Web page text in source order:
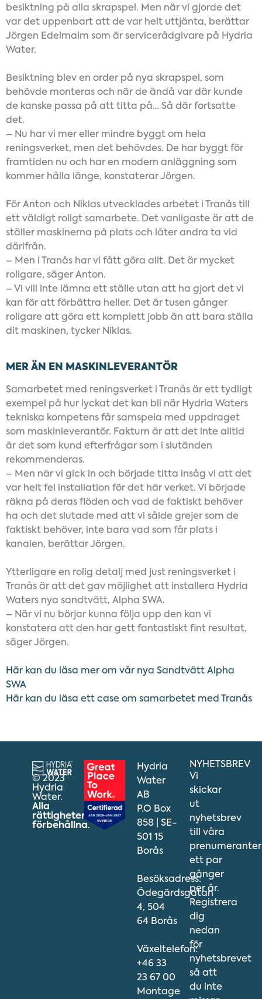
besiktning på alla skrapspel. Men när vi gjorde det
var det uppenbart att de var helt uttjänta, berättar
Jörgen Edelmalm som är servicerådgivare på Hydria
Water.
Besiktning blev en order på nya skrapspel, som
behövde monteras och när de ändå var där kunde
de kanske passa på att titta på… Så där fortsatte
det.
– Nu har vi mer eller mindre byggt om hela
reningsverket, men det behövdes. De har byggt för
framtiden nu och har en modern anläggning som
kommer hålla länge, konstaterar Jörgen.
För Anton och Niklas utvecklades arbetet i Tranås till
ett väldigt roligt samarbete. Det vanligaste är att de
ställer maskinerna på plats och låter andra ta vid
därifrån.
– Men i Tranås har vi fått göra allt. Det är mycket
roligare, säger Anton.
– Vi vill inte lämna ett ställe utan att ha gjort det vi
kan för att förbättra heller. Det är tusen gånger
roligare att göra ett komplett jobb än att bara ställa
dit maskinen, tycker Niklas.
MER ÄN EN MASKINLEVERANTÖR
Samarbetet med reningsverket i Tranås är ett tydligt
exempel på hur lyckat det kan bli när Hydria Waters
tekniska kompetens får samspela med uppdraget
som maskinleverantör. Faktum är att det inte alltid
är det som kund efterfrågar som i slutänden
rekommenderas.
– Men när vi gick in och började titta insåg vi att det
var helt fel installation för det här verket. Vi började
räkna på deras flöden och vad de faktiskt behöver
ha och det slutade med att vi sålde grejer som de
faktiskt behöver, inte bara vad som får plats i
kanalen, berättar Jörgen.
Ytterligare en rolig detalj med just reningsverket i
Tranås är att det gav möjlighet att installera Hydria
Waters nya sandtvätt, Alpha SWA.
– När vi nu börjar kunna följa upp den kan vi
konstatera att den har gett fantastiskt fint resultat,
säger Jörgen.
Här kan du läsa mer om vår nya Sandtvätt Alpha
SWA
Här kan du läsa ett case om samarbetet med Tranås
© 2023
Hydria
Water.
Alla
rättigheter
förbehållna.
Hydria
Water
AB
P.O Box
858 | SE-
501 15
Borås
Besöksadress:
Ödegärdsgatan
4, 504
64 Borås
Växeltelefon:
+46 33
23 67 00
Montage
NYHETSBREV
Vi
skickar
ut
nyhetsbrev
till våra
prenumeranter
ett par
gånger
per år.
Registrera
dig
nedan
för
nyhetsbrevet
så att
du inte